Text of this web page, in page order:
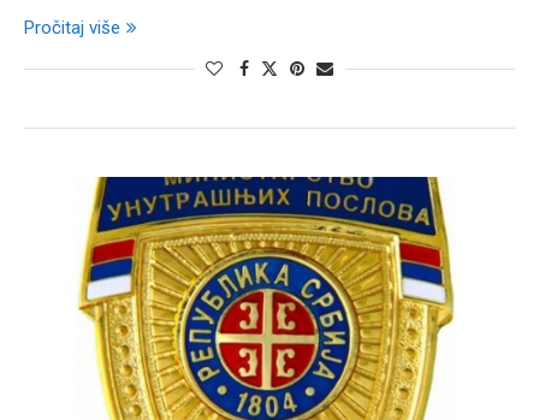
Pročitaj više